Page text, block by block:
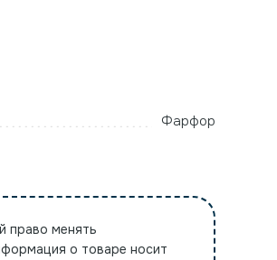
Фарфор
право менять
о товаре носит